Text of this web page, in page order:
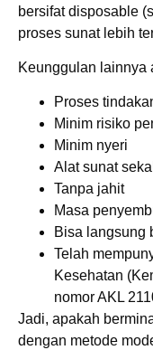
bersifat disposable
proses sunat lebih
Keunggulan lainnya
Proses
Minim risiko
Minim nyeri
Alat sunat
Tanpa jahit
Masa
Bisa langsung
Telah
Kesehatan
nomor AKL
Jadi, apakah
dengan metode